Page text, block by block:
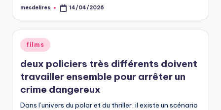
Posted
mesdelires 14/04/2026
Posted
in
films
deux policiers très différents doivent
travailler ensemble pour arrêter un
crime dangereux
Dans l’univers du polar et du thriller, il existe un scénario